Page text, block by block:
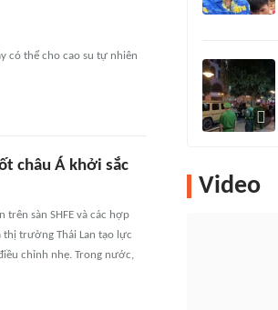
có thể cho cao su tự nhiên
châu Á khởi sắc
sàn SHFE và các hợp
thị trường Thái Lan tạo lực
chỉnh nhẹ. Trong nước,
Video